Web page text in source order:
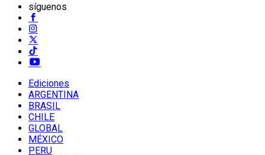
síguenos
Ediciones
ARGENTINA
BRASIL
CHILE
GLOBAL
MÉXICO
PERU